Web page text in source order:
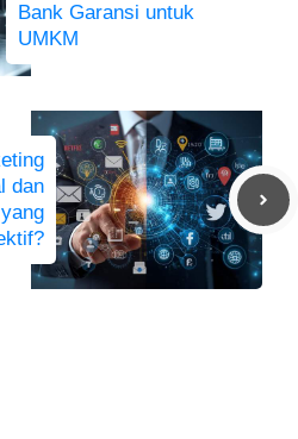
Bank Garansi untuk
UMKM
dan